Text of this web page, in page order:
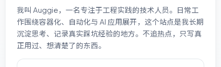
我叫 Auggie，一名专注于工程实践的技术人员。日常工
作围绕容器化、自动化与 AI 应用展开，这个站点是我长期
沉淀思考、记录真实踩坑经验的地方。不追热点，只写真
正用过、想清楚了的东西。